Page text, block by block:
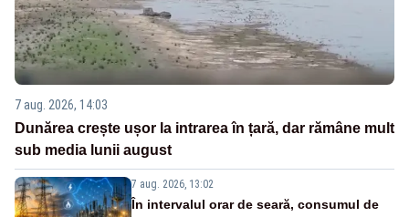
7 aug. 2026, 14:03
Dunărea crește ușor la intrarea în țară, dar rămâne mult
sub media lunii august
7 aug. 2026, 13:02
În intervalul orar de seară, consumul de